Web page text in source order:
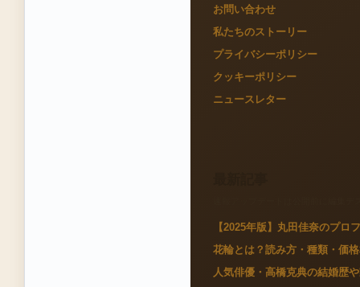
お問い合わせ
私たちのストーリー
プライバシーポリシー
クッキーポリシー
ニュースレター
【2025年版】丸田佳奈のプロ
花輪とは？読み方・種類・価
人気俳優・高橋克典の結婚歴